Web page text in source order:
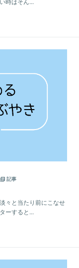
記事
々と当たり前にこなせ
ーすると...